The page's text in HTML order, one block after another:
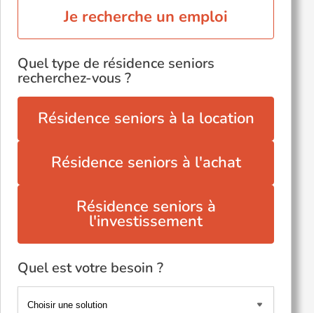
Je recherche un emploi
Quel type de résidence seniors
recherchez-vous ?
Résidence seniors à la location
Résidence seniors à l'achat
Résidence seniors à
l'investissement
Quel est votre besoin ?